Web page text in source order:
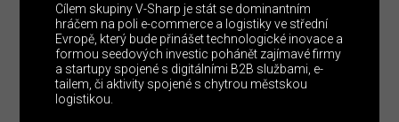
Cílem skupiny V-Sharp je stát se dominantním
hráčem na poli e-commerce a logistiky ve střední
Evropě, který bude přinášet technologické inovace a
formou seedových investic pohánět zajímavé firmy
a startupy spojené s digitálními B2B službami, e-
tailem, či aktivity spojené s chytrou městskou
logistikou.